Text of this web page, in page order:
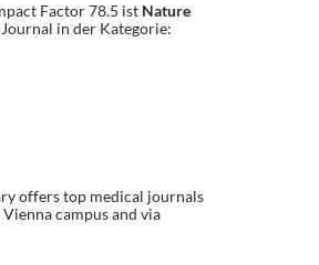
Factor 78.5 ist Nature
in der Kategorie:
offers top medical journals
campus and via